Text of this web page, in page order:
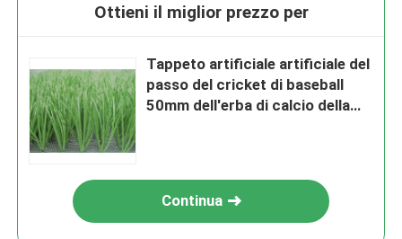
Ottieni il miglior prezzo per
Tappeto artificiale artificiale del
passo del cricket di baseball
50mm dell'erba di calcio della
Continua